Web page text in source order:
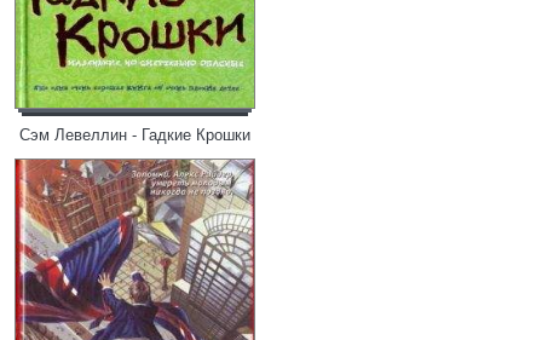
Сэм Левеллин - Гадкие Крошки